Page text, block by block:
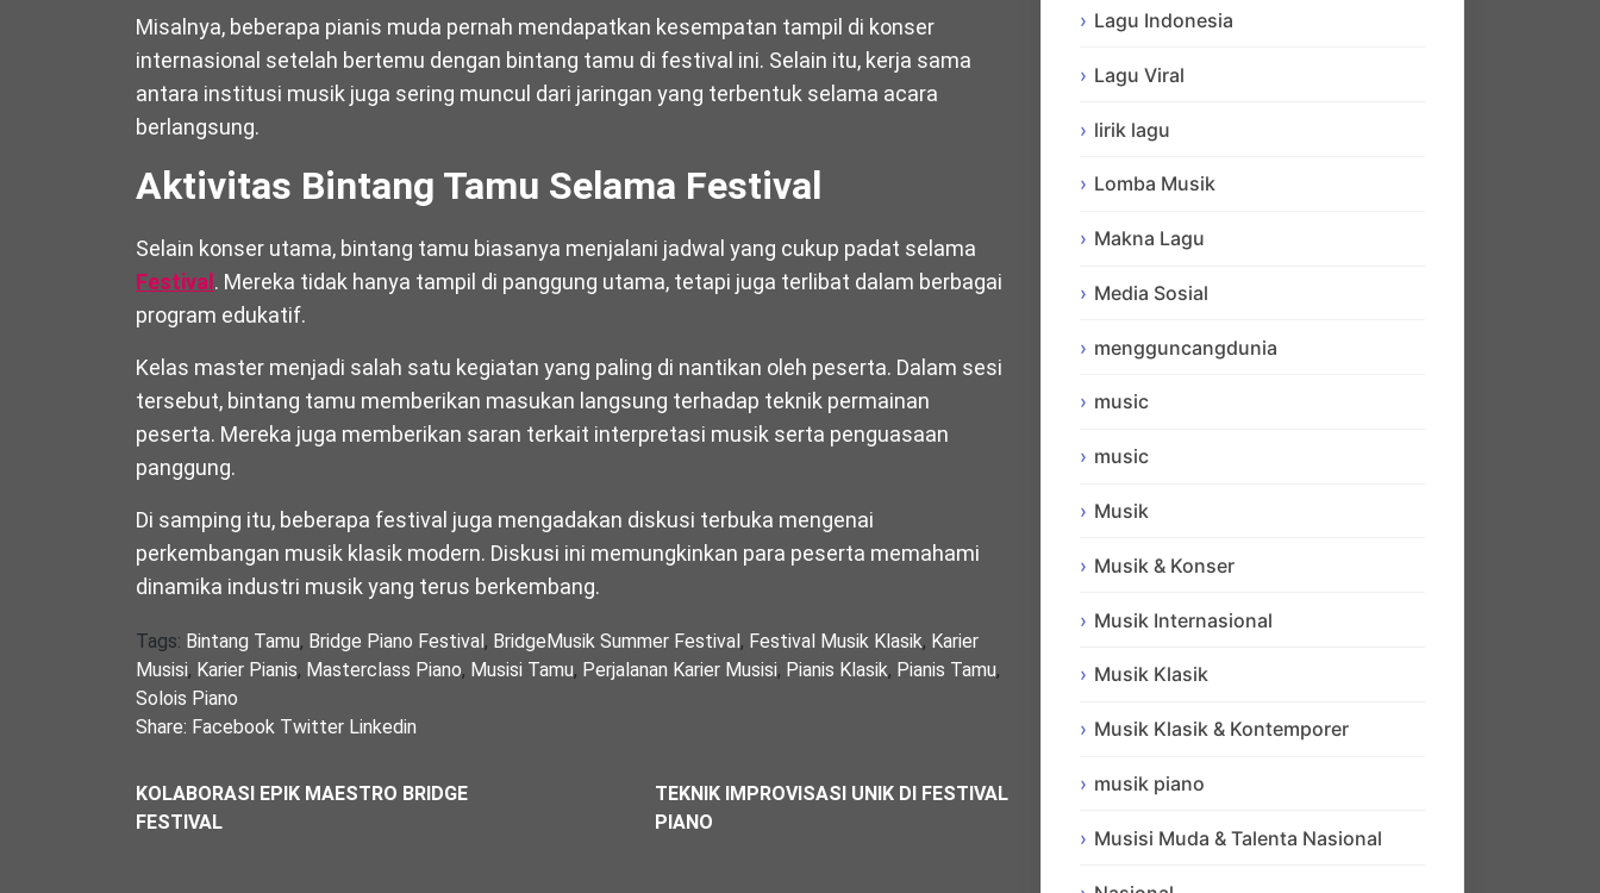
Misalnya, beberapa pianis muda pernah mendapatkan kesempatan tampil di konser
internasional setelah bertemu dengan bintang tamu di festival ini. Selain itu, kerja sama
antara institusi musik juga sering muncul dari jaringan yang terbentuk selama acara
berlangsung.
Aktivitas Bintang Tamu Selama Festival
Selain konser utama, bintang tamu biasanya menjalani jadwal yang cukup padat selama
Festival . Mereka tidak hanya tampil di panggung utama, tetapi juga terlibat dalam berbagai
program edukatif.
Kelas master menjadi salah satu kegiatan yang paling di nantikan oleh peserta. Dalam sesi
tersebut, bintang tamu memberikan masukan langsung terhadap teknik permainan
peserta. Mereka juga memberikan saran terkait interpretasi musik serta penguasaan
panggung.
Di samping itu, beberapa festival juga mengadakan diskusi terbuka mengenai
perkembangan musik klasik modern. Diskusi ini memungkinkan para peserta memahami
dinamika industri musik yang terus berkembang.
Tags: Bintang Tamu, Bridge Piano Festival, BridgeMusik Summer Festival, Festival Musik Klasik, Karier
Musisi, Karier Pianis, Masterclass Piano, Musisi Tamu, Perjalanan Karier Musisi, Pianis Klasik, Pianis Tamu,
Solois Piano
Share: Facebook Twitter Linkedin
KOLABORASI EPIK MAESTRO BRIDGE
FESTIVAL
TEKNIK IMPROVISASI UNIK DI FESTIVAL
PIANO
Lagu Indonesia
Lagu Viral
lirik lagu
Lomba Musik
Makna Lagu
Media Sosial
mengguncangdunia
music
music
Musik
Musik & Konser
Musik Internasional
Musik Klasik
Musik Klasik & Kontemporer
musik piano
Musisi Muda & Talenta Nasional